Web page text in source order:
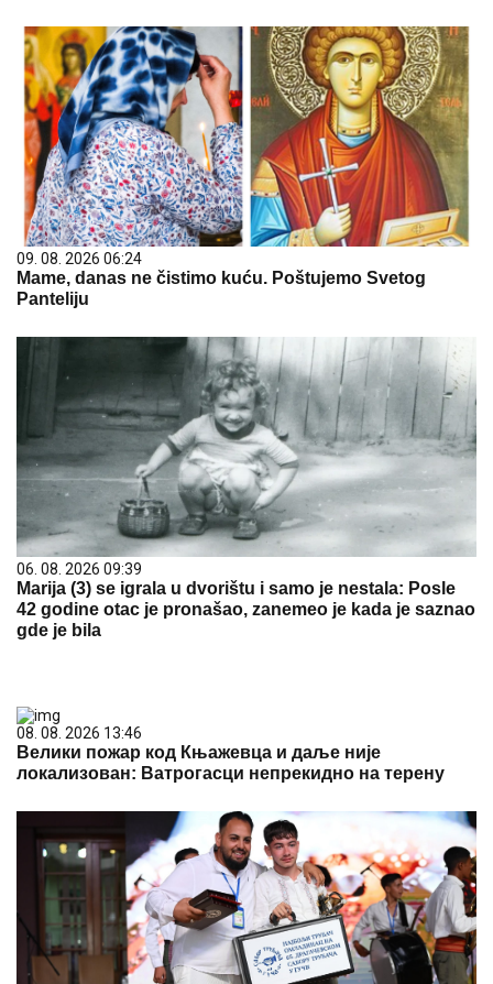
09. 08. 2026 06:24
Mame, danas ne čistimo kuću. Poštujemo Svetog
Panteliju
06. 08. 2026 09:39
Marija (3) se igrala u dvorištu i samo je nestala: Posle
42 godine otac je pronašao, zanemeo je kada je saznao
gde je bila
08. 08. 2026 13:46
Велики пожар код Књажевца и даље није
локализован: Ватрогасци непрекидно на терену